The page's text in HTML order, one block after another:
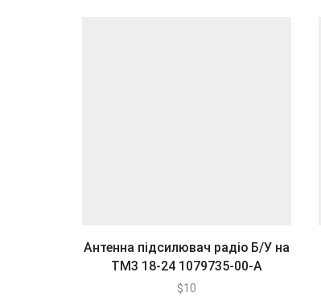
Антенна підсилювач радіо Б/У на
ТМ3 18-24 1079735-00-А
$10